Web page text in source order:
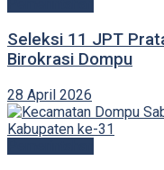
Seleksi 11 JPT
Birokrasi Dompu
28 April 2026